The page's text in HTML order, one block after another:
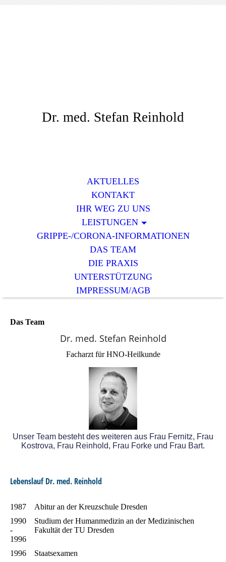
Dr. med. Stefan Reinhold
AKTUELLES
KONTAKT
IHR WEG ZU UNS
LEISTUNGEN
GRIPPE-/CORONA-INFORMATIONEN
DAS TEAM
DIE PRAXIS
UNTERSTÜTZUNG
IMPRESSUM/AGB
Das Team
Dr. med. Stefan Reinhold
Facharzt für HNO-Heilkunde
Unser Team besteht des weiteren aus Frau Fernitz, Frau
Kostrova, Frau Reinhold, Frau Forke und Frau Bart.
Lebenslauf Dr. med. Reinhold
1987
Abitur an der Kreuzschule Dresden
1990
-
1996
Studium der Humanmedizin an der Medizinischen
Fakultät der TU Dresden
1996
Staatsexamen